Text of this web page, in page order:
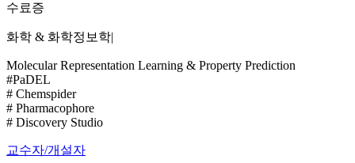
수료증
화학 & 화학정보학|
Molecular Representation Learning & Property Prediction
#PaDEL
# Chemspider
# Pharmacophore
# Discovery Studio
교수자/개설자